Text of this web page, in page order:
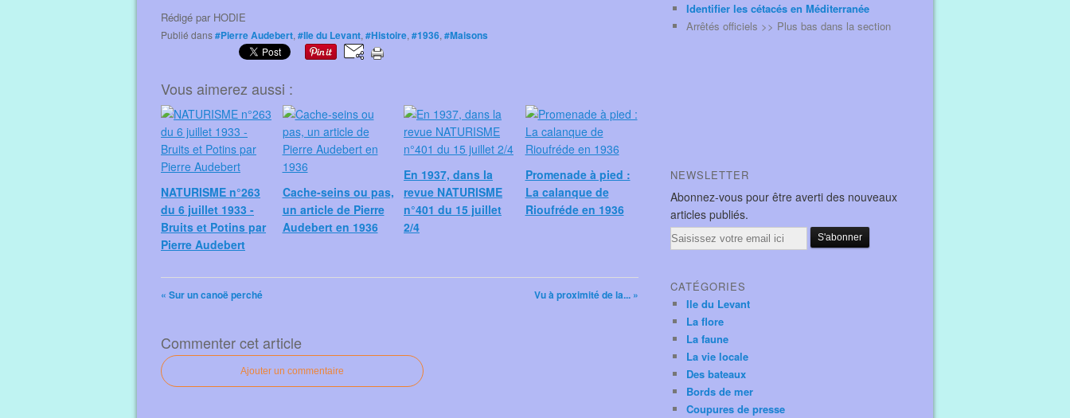
Rédigé par HODIE
Publié dans#Pierre Audebert, #Ile du Levant, #Histoire, #1936, #Maisons
Vous aimerez aussi :
NATURISME n°263
du 6 juillet 1933 -
Bruits et Potins par
Pierre Audebert
Cache-seins ou pas,
un article de Pierre
Audebert en 1936
En 1937, dans la
revue NATURISME
n°401 du 15 juillet
2/4
Promenade à pied :
La calanque de
Rioufréde en 1936
« Sur un canoë perché Vu à proximité de la... »
Commenter cet article
Ajouter un commentaire
Identifier les cétacés en Méditerranée
Arrêtés officiels >> Plus bas dans la section
NEWSLETTER
Abonnez-vous pour être averti des nouveaux
articles publiés.
Email
CATÉGORIES
Ile du Levant
La flore
La faune
La vie locale
Des bateaux
Bords de mer
Coupures de presse